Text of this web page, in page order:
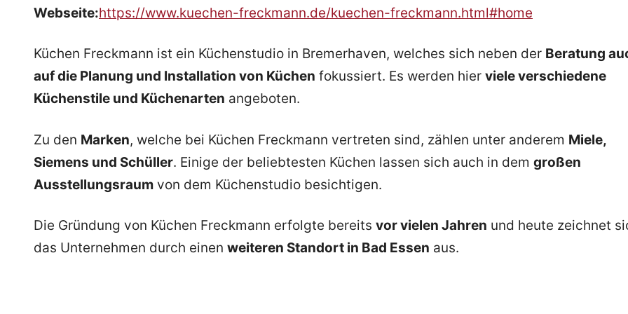
Webseite:https://www.kuechen-freckmann.de/kuechen-freckmann.html#home
Küchen Freckmann ist ein Küchenstudio in Bremerhaven, welches sich neben der Beratung
auf die Planung und Installation von Küchen fokussiert. Es werden hier viele verschiedene
Küchenstile und Küchenarten angeboten.
Zu den Marken, welche bei Küchen Freckmann vertreten sind, zählen unter anderem Miele,
Siemens und Schüller. Einige der beliebtesten Küchen lassen sich auch in dem großen
Ausstellungsraum von dem Küchenstudio besichtigen.
Die Gründung von Küchen Freckmann erfolgte bereits vor vielen Jahren und heute zeichnet
das Unternehmen durch einen weiteren Standort in Bad Essen aus.